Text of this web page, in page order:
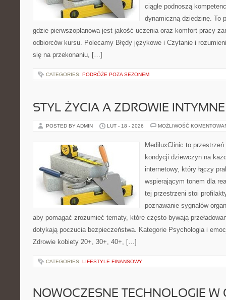
ciągle podnoszą
dynamiczną dziedzinę. To
gdzie pierwszoplanowa jest jakość uczenia oraz komfort pracy
odbiorców kursu. Polecamy Błędy językowe i Czytanie i
się na przekonaniu, […]
CATEGORIES: PODRÓŻE POZA SEZONEM
STYL ŻYCIA A ZDROWIE INTYMNE
POSTED BY ADMIN LUT - 18 - 2026 MOŻLIWOŚĆ
MediluxClinic to
kondycji dziewczyn na
internetowy, który łączy
wspierającym tonem dla
tej przestrzeni stoi
poznawanie sygnałów
aby pomagać zrozumieć tematy, które często bywają
dotykają poczucia bezpieczeństwa. Kategorie Psychologia i
Zdrowie kobiety 20+, 30+, 40+, […]
CATEGORIES: LIFESTYLE FINANSOWY
NOWOCZESNE TECHNOLOGIE W